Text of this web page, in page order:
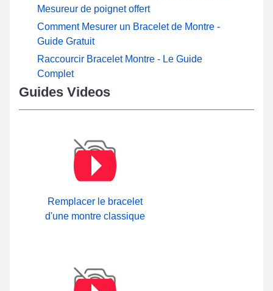
Mesureur de poignet offert
Comment Mesurer un Bracelet de Montre -
Guide Gratuit
Raccourcir Bracelet Montre - Le Guide
Complet
Guides Videos
Remplacer le bracelet
d'une montre classique